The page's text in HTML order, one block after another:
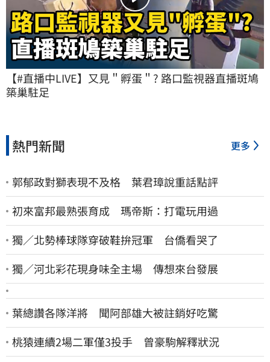
【#直播中LIVE】又見＂孵蛋＂? 路口監視器直播斑鳩
築巢駐足
熱門新聞 更多
郭郁政對獅表現不及格 葉君璋說重話點評
初來富邦最熟張育成 瑪帝斯：打電玩用過
獨／北勢棒球隊穿破鞋拚冠軍 台僑看哭了
獨／河北彩花現身味全主場 傳想來台發展
葉總讚各隊洋將 聞阿部雄大被註銷好吃驚
桃猿連續2場二軍僅3投手 曾豪駒解釋狀況